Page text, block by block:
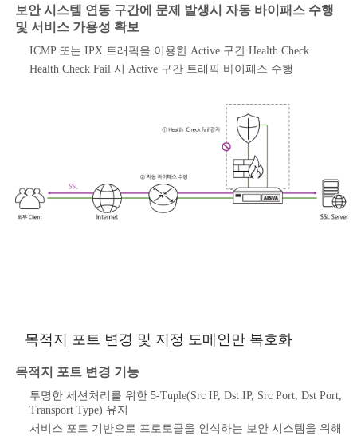
보안 시스템 연동 구간에 문제 발생시 자동 바이패스 수행
및 서비스 가용성 확보
ICMP 또는 IPX 트래픽을 이용한 Active 구간 Health Check
Health Check Fail 시 Active 구간 트래픽 바이패스 수행
목적지 포트 변경 및 지정 도메인만 복호화
목적지 포트 변경 기능
투명한 세션처리를 위한 5-Tuple(Src IP, Dst IP, Src Port, Dst Port,
Transport Type) 유지
서비스 포트 기반으로 프로토콜을 인식하는 보안 시스템을 위해